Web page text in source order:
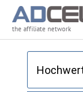
the affiliate network